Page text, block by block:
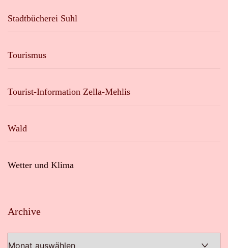
Stadtbücherei Suhl
Tourismus
Tourist-Information Zella-Mehlis
Wald
Wetter und Klima
Archive